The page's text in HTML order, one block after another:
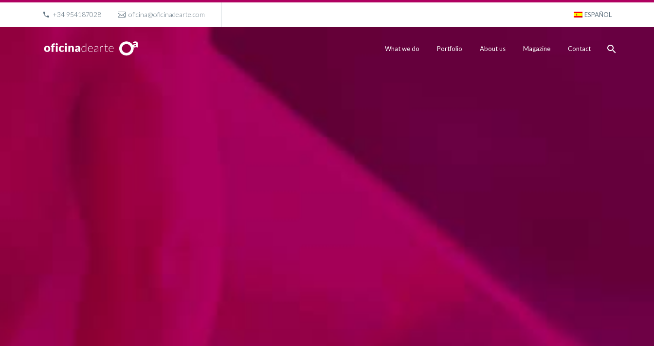
+34 954187028 oficina@oficinadearte.com ESPAÑOL
What we do Portfolio About us Magazine Contact